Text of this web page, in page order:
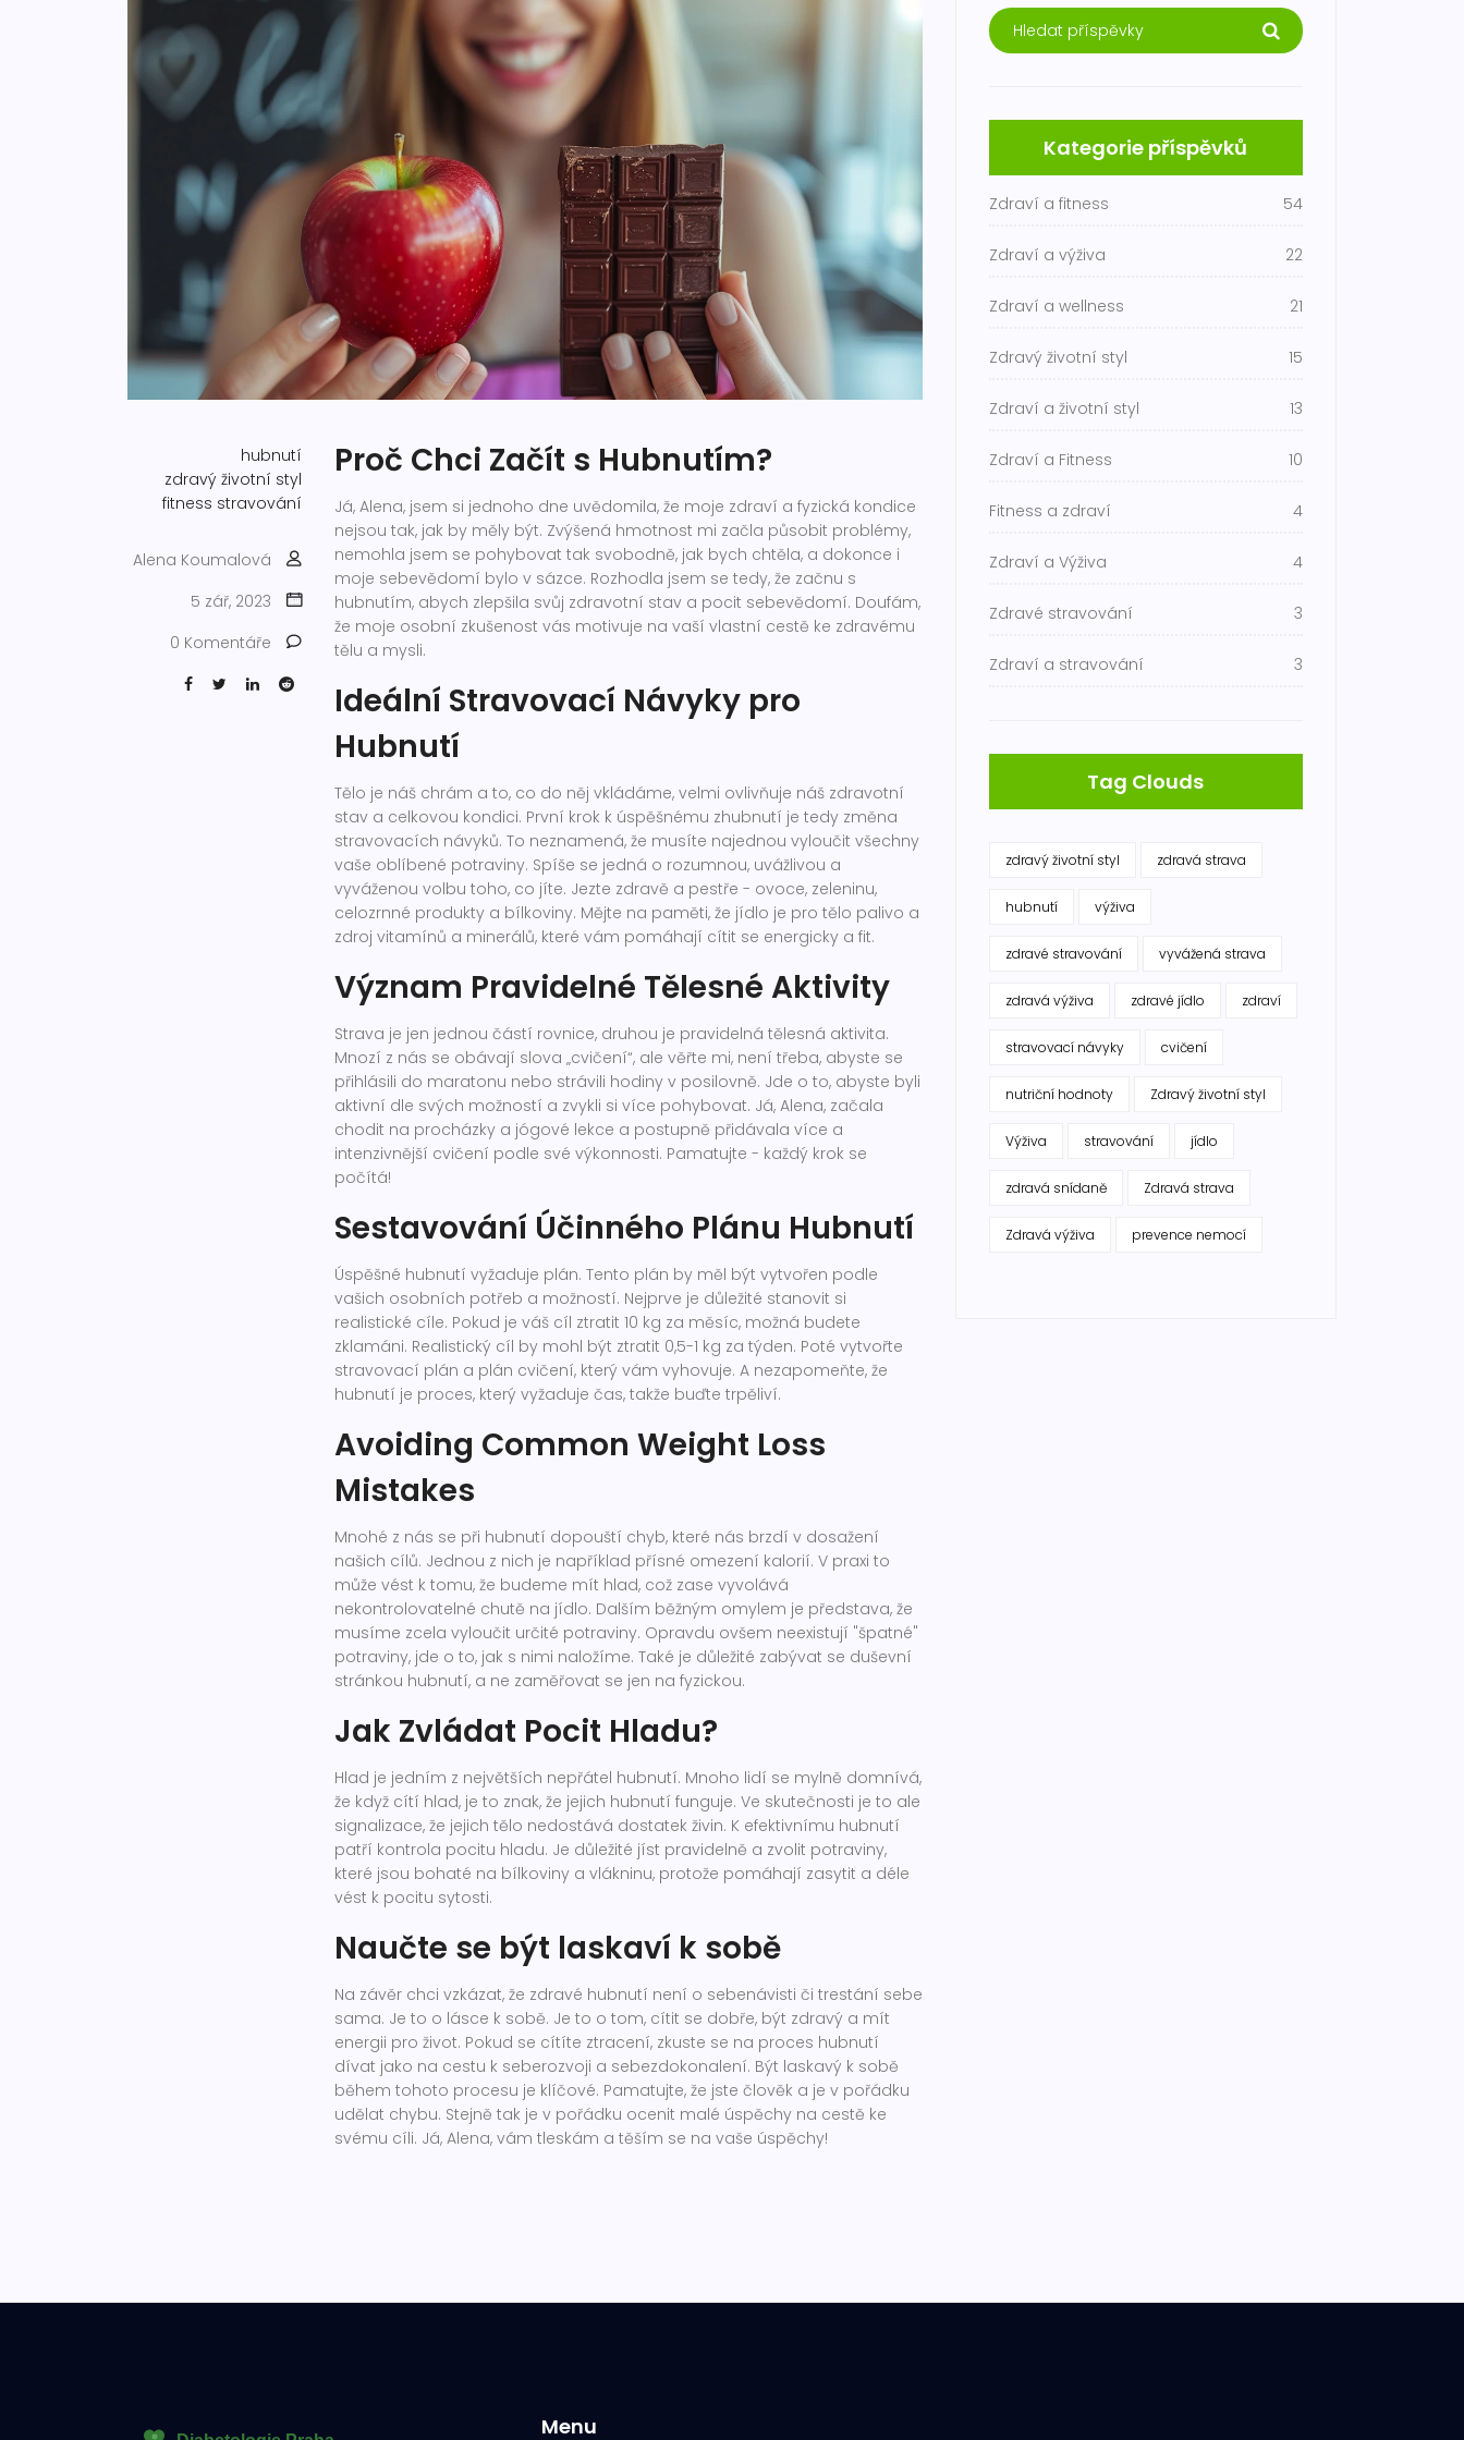
hubnutí
zdravý životní styl
fitness stravování
Alena Koumalová
5 zář, 2023
0 Komentáře
Proč Chci Začít s Hubnutím?
Já, Alena, jsem si jednoho dne uvědomila, že moje zdraví a fyzická kondice
nejsou tak, jak by měly být. Zvýšená hmotnost mi začla působit problémy,
nemohla jsem se pohybovat tak svobodně, jak bych chtěla, a dokonce i
moje sebevědomí bylo v sázce. Rozhodla jsem se tedy, že začnu s
hubnutím, abych zlepšila svůj zdravotní stav a pocit sebevědomí. Doufám,
že moje osobní zkušenost vás motivuje na vaší vlastní cestě ke zdravému
tělu a mysli.
Ideální Stravovací Návyky pro
Hubnutí
Tělo je náš chrám a to, co do něj vkládáme, velmi ovlivňuje náš zdravotní
stav a celkovou kondici. První krok k úspěšnému zhubnutí je tedy změna
stravovacích návyků. To neznamená, že musíte najednou vyloučit všechny
vaše oblíbené potraviny. Spíše se jedná o rozumnou, uvážlivou a
vyváženou volbu toho, co jíte. Jezte zdravě a pestře - ovoce, zeleninu,
celozrnné produkty a bílkoviny. Mějte na paměti, že jídlo je pro tělo palivo a
zdroj vitamínů a minerálů, které vám pomáhají cítit se energicky a fit.
Význam Pravidelné Tělesné Aktivity
Strava je jen jednou částí rovnice, druhou je pravidelná tělesná aktivita.
Mnozí z nás se obávají slova „cvičení“, ale věřte mi, není třeba, abyste se
přihlásili do maratonu nebo strávili hodiny v posilovně. Jde o to, abyste byli
aktivní dle svých možností a zvykli si více pohybovat. Já, Alena, začala
chodit na procházky a jógové lekce a postupně přidávala více a
intenzivnější cvičení podle své výkonnosti. Pamatujte - každý krok se
počítá!
Sestavování Účinného Plánu Hubnutí
Úspěšné hubnutí vyžaduje plán. Tento plán by měl být vytvořen podle
vašich osobních potřeb a možností. Nejprve je důležité stanovit si
realistické cíle. Pokud je váš cíl ztratit 10 kg za měsíc, možná budete
zklamáni. Realistický cíl by mohl být ztratit 0,5-1 kg za týden. Poté vytvořte
stravovací plán a plán cvičení, který vám vyhovuje. A nezapomeňte, že
hubnutí je proces, který vyžaduje čas, takže buďte trpěliví.
Avoiding Common Weight Loss
Mistakes
Mnohé z nás se při hubnutí dopouští chyb, které nás brzdí v dosažení
našich cílů. Jednou z nich je například přísné omezení kalorií. V praxi to
může vést k tomu, že budeme mít hlad, což zase vyvolává
nekontrolovatelné chutě na jídlo. Dalším běžným omylem je představa, že
musíme zcela vyloučit určité potraviny. Opravdu ovšem neexistují "špatné"
potraviny, jde o to, jak s nimi naložíme. Také je důležité zabývat se duševní
stránkou hubnutí, a ne zaměřovat se jen na fyzickou.
Jak Zvládat Pocit Hladu?
Hlad je jedním z největších nepřátel hubnutí. Mnoho lidí se mylně domnívá,
že když cítí hlad, je to znak, že jejich hubnutí funguje. Ve skutečnosti je to ale
signalizace, že jejich tělo nedostává dostatek živin. K efektivnímu hubnutí
patří kontrola pocitu hladu. Je důležité jíst pravidelně a zvolit potraviny,
které jsou bohaté na bílkoviny a vlákninu, protože pomáhají zasytit a déle
vést k pocitu sytosti.
Naučte se být laskaví k sobě
Na závěr chci vzkázat, že zdravé hubnutí není o sebenávisti či trestání sebe
sama. Je to o lásce k sobě. Je to o tom, cítit se dobře, být zdravý a mít
energii pro život. Pokud se cítíte ztracení, zkuste se na proces hubnutí
dívat jako na cestu k seberozvoji a sebezdokonalení. Být laskavý k sobě
během tohoto procesu je klíčové. Pamatujte, že jste člověk a je v pořádku
udělat chybu. Stejně tak je v pořádku ocenit malé úspěchy na cestě ke
svému cíli. Já, Alena, vám tleskám a těším se na vaše úspěchy!
Kategorie příspěvků
Zdraví a fitness 54
Zdraví a výživa 22
Zdraví a wellness 21
Zdravý životní styl 15
Zdraví a životní styl 13
Zdraví a Fitness 10
Fitness a zdraví 4
Zdraví a Výživa 4
Zdravé stravování 3
Zdraví a stravování 3
Tag Clouds
zdravý životní styl zdravá strava
hubnutí výživa
zdravé stravování vyvážená strava
zdravá výživa zdravé jídlo zdraví
stravovací návyky cvičení
nutriční hodnoty Zdravý životní styl
Výživa stravování jídlo
zdravá snídaně Zdravá strava
Zdravá výživa prevence nemocí
Menu